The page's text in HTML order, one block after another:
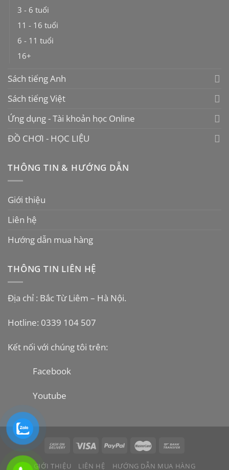
3 - 6 tuổi
11 - 16 tuổi
6 - 11 tuổi
16+
Sách tiếng Anh
Sách tiếng Việt
Ứng dụng - Tài khoản học Online
ĐỒ CHƠI - HỌC LIỆU
THÔNG TIN & HƯỚNG DẪN
Giới thiệu
Liên hệ
Hướng dẫn mua hàng
THÔNG TIN LIÊN HỆ
Địa chỉ : Bắc Từ Liêm – Hà Nội.
Hotline: 0339 104 507
Kết nối với chúng tôi trên:
Facebook
Youtube
GIỚI THIỆU LIÊN HỆ HƯỚNG DẪN MUA HÀNG